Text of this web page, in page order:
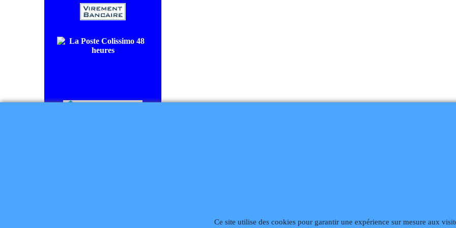
02 99 868 868 Fax 02 99 868 869 Contact mail Site hébergé par Infomaniak
Ce site utilise des cookies pour garantir une expérience sur mesure aux